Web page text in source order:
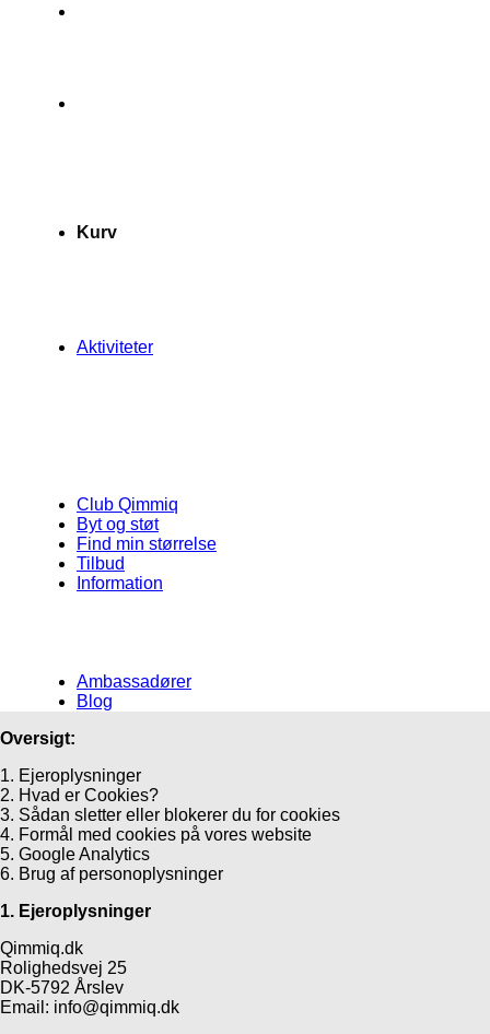
Kurv
Aktiviteter
Club Qimmiq
Byt og støt
Find min størrelse
Tilbud
Information
Ambassadører
Blog
Oversigt:
1. Ejeroplysninger
2. Hvad er Cookies?
3. Sådan sletter eller blokerer du for cookies
4. Formål med cookies på vores website
5. Google Analytics
6. Brug af personoplysninger
1. Ejeroplysninger
Qimmiq.dk
Rolighedsvej 25
DK-5792 Årslev
Email: info@qimmiq.dk